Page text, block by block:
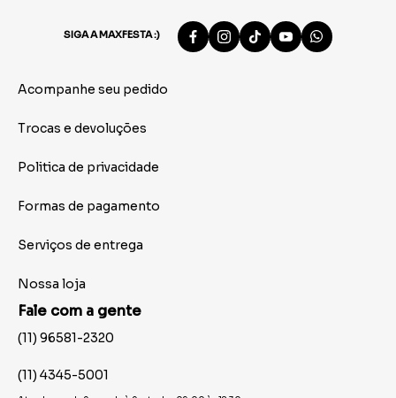
SIGA A MAXFESTA :)
Acompanhe seu pedido
Trocas e devoluções
Politica de privacidade
Formas de pagamento
Serviços de entrega
Nossa loja
Fale com a gente
(11) 96581-2320
(11) 4345-5001